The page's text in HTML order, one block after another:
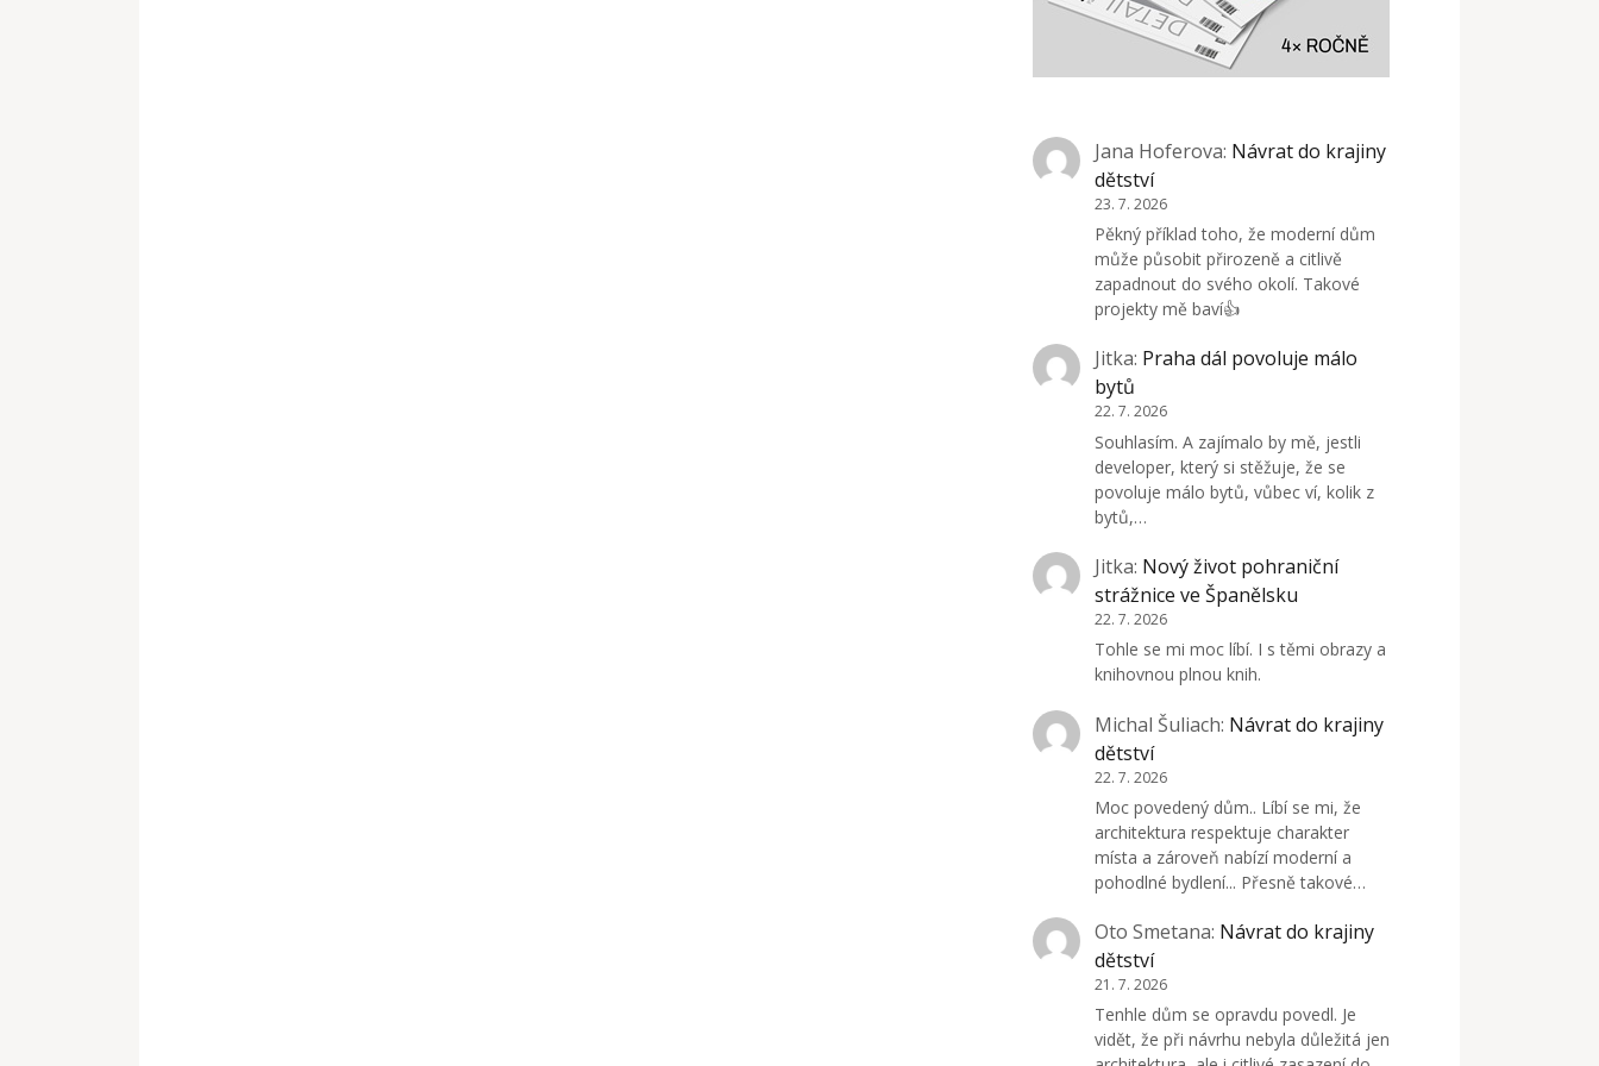
Jana Hoferova: Návrat do krajiny
dětství
23. 7. 2026
Pěkný příklad toho, že moderní dům
může působit přirozeně a citlivě
zapadnout do svého okolí. Takové
projekty mě baví👍
Jitka: Praha dál povoluje málo
bytů
22. 7. 2026
Souhlasím. A zajímalo by mě, jestli
developer, který si stěžuje, že se
povoluje málo bytů, vůbec ví, kolik z
bytů,…
Jitka: Nový život pohraniční
strážnice ve Španělsku
22. 7. 2026
Tohle se mi moc líbí. I s těmi obrazy a
knihovnou plnou knih.
Michal Šuliach: Návrat do krajiny
dětství
22. 7. 2026
Moc povedený dům.. Líbí se mi, že
architektura respektuje charakter
místa a zároveň nabízí moderní a
pohodlné bydlení... Přesně takové…
Oto Smetana: Návrat do krajiny
dětství
21. 7. 2026
Tenhle dům se opravdu povedl. Je
vidět, že při návrhu nebyla důležitá jen